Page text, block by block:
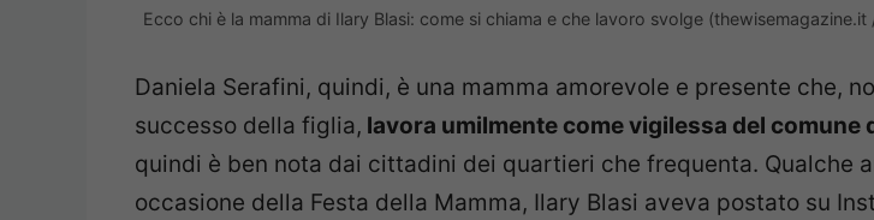
Ecco chi è la mamma di Ilary Blasi: come si chiama e che lavoro svolge
Daniela Serafini, quindi, è una mamma amorevole e presente che,
successo della figlia, lavora umilmente come vigilessa del comune
quindi è ben nota dai cittadini dei quartieri che frequenta. Qualche
occasione della Festa della Mamma, Ilary Blasi aveva postato su